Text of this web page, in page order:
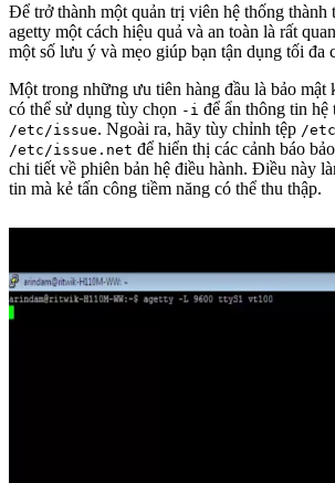
Để trở thành một quản trị viên hệ thống thành
agetty một cách hiệu quả và an toàn là rất
một số lưu ý và mẹo giúp bạn tận dụng tối đa
Một trong những ưu tiên hàng đầu là bảo mật
có thể sử dụng tùy chọn -i để ẩn thông tin hệ
/etc/issue. Ngoài ra, hãy tùy chỉnh tệp /
/etc/issue.net để hiển thị các cảnh báo
chi tiết về phiên bản hệ điều hành. Điều này
tin mà kẻ tấn công tiềm năng có thể thu thập.